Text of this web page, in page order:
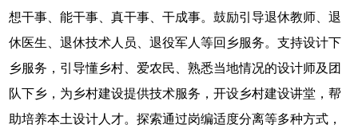
想干事、能干事、真干事、干成事。鼓励引导退休教师、退
休医生、退休技术人员、退役军人等回乡服务。支持设计下
乡服务，引导懂乡村、爱农民、熟悉当地情况的设计师及团
队下乡，为乡村建设提供技术服务，开设乡村建设讲堂，帮
助培养本土设计人才。探索通过岗编适度分离等多种方式，